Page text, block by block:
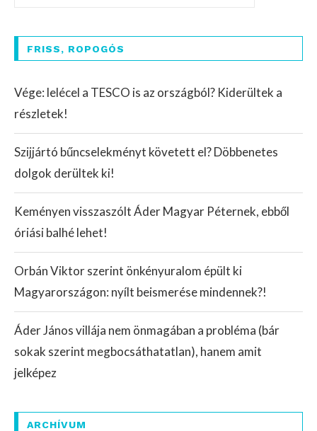
FRISS, ROPOGÓS
Vége: lelécel a TESCO is az országból? Kiderültek a
részletek!
Szijjártó bűncselekményt követett el? Döbbenetes
dolgok derültek ki!
Keményen visszaszólt Áder Magyar Péternek, ebből
óriási balhé lehet!
Orbán Viktor szerint önkényuralom épült ki
Magyarországon: nyílt beismerése mindennek?!
Áder János villája nem önmagában a probléma (bár
sokak szerint megbocsáthatatlan), hanem amit
jelképez
ARCHÍVUM